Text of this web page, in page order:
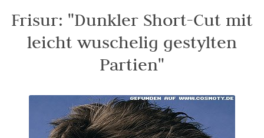
Frisur: "Dunkler Short-Cut mit
leicht wuschelig gestylten
Partien"